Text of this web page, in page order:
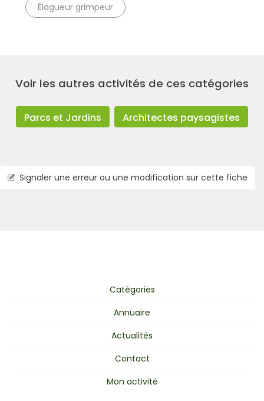
Élagueur grimpeur
Voir les autres activités de ces catégories
Parcs et Jardins Architectes paysagistes
Signaler une erreur ou une modification sur cette fiche
Catégories
Annuaire
Actualités
Contact
Mon activité